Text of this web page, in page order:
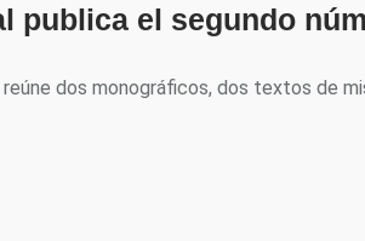
publica el segundo
reúne dos monográficos, dos textos de